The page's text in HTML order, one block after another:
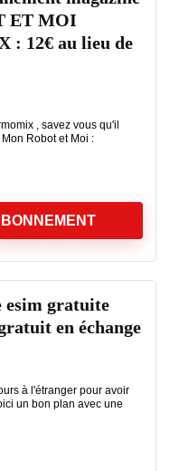
ET MOI
: 12€ au lieu de
, savez vous qu'il
Robot et Moi :
esim gratuite
en échange
à l'étranger pour avoir
un bon plan avec une